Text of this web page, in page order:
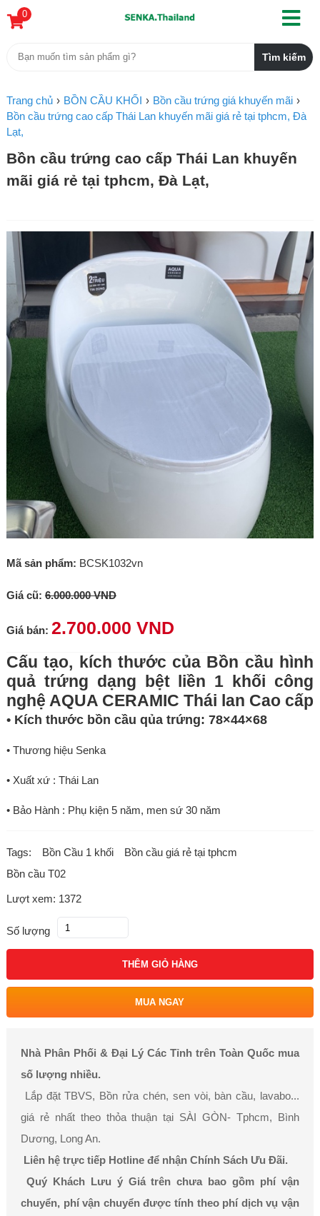
0
Trang chủ BỒN CẦU KHỐI
Bồn cầu trứng giá khuyến mãi
Bồn cầu trứng cao cấp Thái Lan khuyến mãi giá rẻ tại tphcm, Đà
Lạt,
Bồn cầu trứng cao cấp Thái Lan khuyến
mãi giá rẻ tại tphcm, Đà Lạt,
Mã sản phẩm: BCSK1032vn
Giá cũ: 6.000.000 VND
Giá bán: 2.700.000 VND
Cấu tạo, kích thước của Bồn cầu hình
quả trứng dạng bệt liền 1 khối công
nghệ AQUA CERAMIC Thái lan Cao cấp
• Kích thước bồn cầu qủa trứng: 78×44×68
• Thương hiệu Senka
• Xuất xứ : Thái Lan
• Bảo Hành : Phụ kiện 5 năm, men sứ 30 năm
Tags: Bồn Cầu 1 khối
Bồn cầu giá rẻ tại tphcm
Bồn cầu T02
Lượt xem: 1372
Số lượng
THÊM GIỎ HÀNG
MUA NGAY
Nhà Phân Phối & Đại Lý Các Tỉnh trên Toàn Quốc mua
số lượng nhiều.
Lắp đặt TBVS, Bồn rửa chén, sen vòi, bàn cầu, lavabo...
giá rẻ nhất theo thỏa thuận tại SÀI GÒN- Tphcm, Bình
Dương, Long An.
Liên hệ trực tiếp Hotline để nhận Chính Sách Ưu Đãi.
Quý Khách Lưu ý Giá trên chưa bao gồm phí vận
chuyển, phí vận chuyển được tính theo phí dịch vụ vận